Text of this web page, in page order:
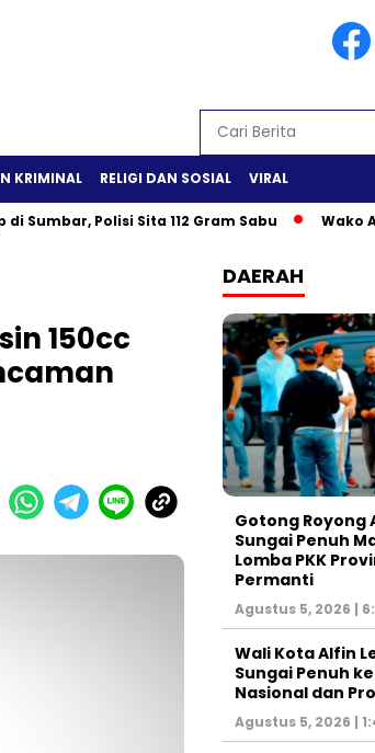
KRIMINAL RELIGI DAN SOSIAL VIRAL
Polisi Sita 112 Gram Sabu Wako Alfin
150cc
DAERAH
Gotong Royong
Sungai Penuh
Lomba PKK
Permanti
Agustus 5, 2026 |
Wali Kota Alfin
Sungai Penuh
Nasional dan
Agustus 5, 2026 |